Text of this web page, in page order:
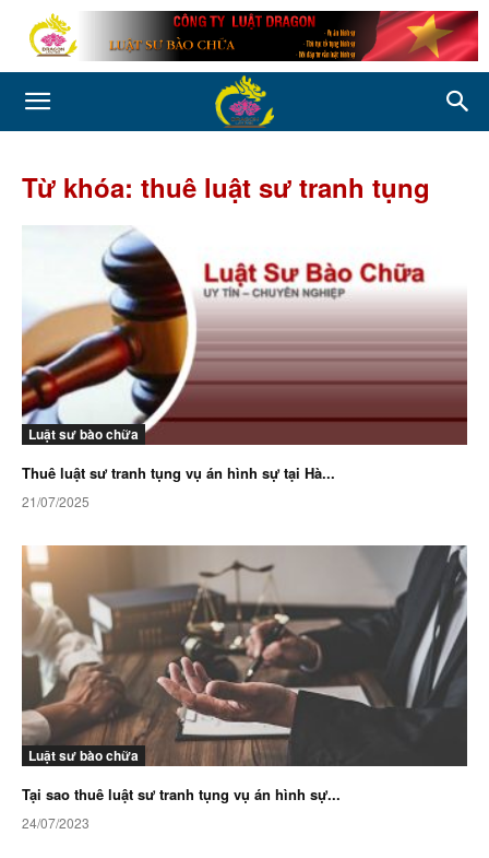
Từ khóa: thuê luật sư tranh tụng
Luật sư bào chữa
Thuê luật sư tranh tụng vụ án hình sự tại Hà...
21/07/2025
Luật sư bào chữa
Tại sao thuê luật sư tranh tụng vụ án hình sự...
24/07/2023